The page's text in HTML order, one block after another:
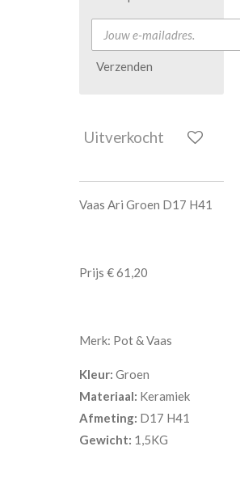
Verzenden
Uitverkocht
Vaas Ari Groen D17 H41
Prijs € 61,20
Merk: Pot & Vaas
Kleur: Groen
Materiaal: Keramiek
Afmeting: D17 H41
Gewicht: 1,5KG